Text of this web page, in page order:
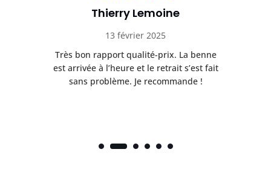
Thierry Lemoine
13 février 2025
Très bon rapport qualité-prix. La benne
est arrivée à l’heure et le retrait s’est fait
sans problème. Je recommande !